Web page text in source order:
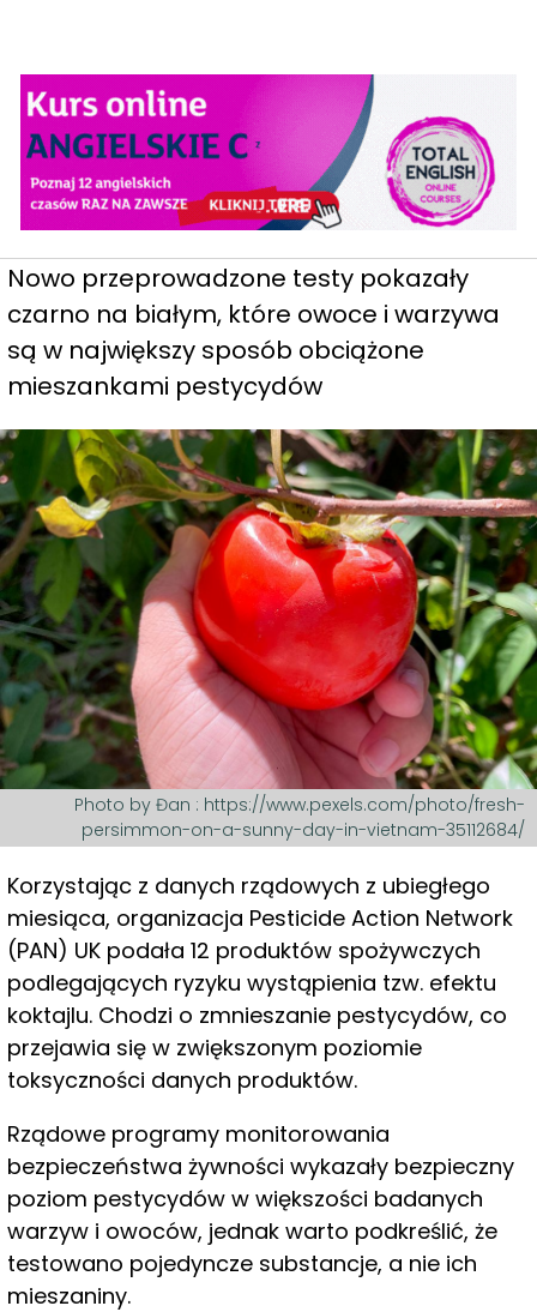
Nowo przeprowadzone testy pokazały
czarno na białym, które owoce i warzywa
są w największy sposób obciążone
mieszankami pestycydów
Photo by Đan : https://www.pexels.com/photo/fresh-
persimmon-on-a-sunny-day-in-vietnam-35112684/
Korzystając z danych rządowych z ubiegłego
miesiąca, organizacja Pesticide Action Network
(PAN) UK podała 12 produktów spożywczych
podlegających ryzyku wystąpienia tzw. efektu
koktajlu. Chodzi o zmnieszanie pestycydów, co
przejawia się w zwiększonym poziomie
toksyczności danych produktów.
Rządowe programy monitorowania
bezpieczeństwa żywności wykazały bezpieczny
poziom pestycydów w większości badanych
warzyw i owoców, jednak warto podkreślić, że
testowano pojedyncze substancje, a nie ich
mieszaniny.